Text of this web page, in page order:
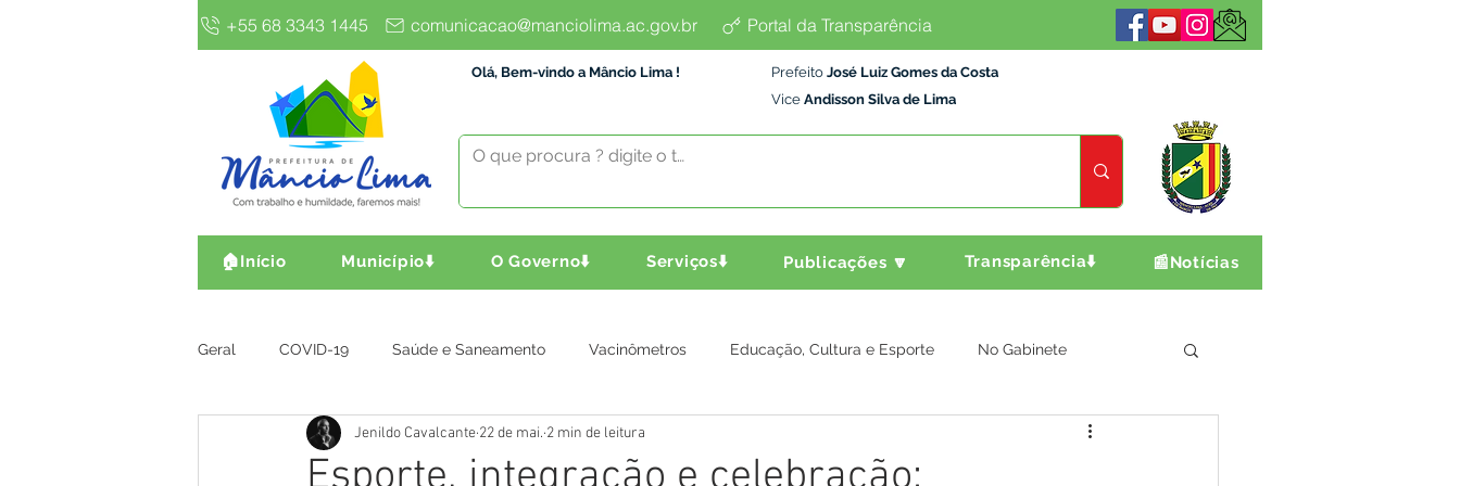
+55 68 3343 1445 comunicacao@manciolima.ac.gov.br Portal da Transparência
Olá, Bem-vindo a Mâncio Lima ! Prefeito José Luiz Gomes da Costa
Vice Andisson Silva de Lima
🏠Início Município⬇️ O Governo⬇️ Serviços⬇️ Publicações 🔽 Transparência⬇️ 📰Notícias
Geral COVID-19 Saúde e Saneamento Vacinômetros Educação, Cultura e Esporte No Gabinete
Gestão e Finanças Infra, Obra e Transporte Assistência Social Agricultura e Produção
Jenildo Cavalcante 22 de mai. 2 min de leitura